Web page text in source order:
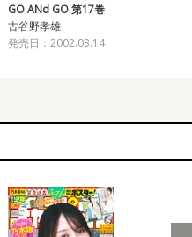
GO ANd GO 第17巻
古谷野孝雄
発売日：2002.03.14